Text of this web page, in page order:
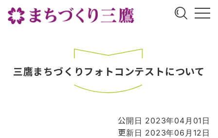
三鷹まちづくりフォトコンテストについて
公開日 2023年04月01日
更新日 2023年06月12日